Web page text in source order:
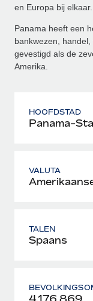
en Europa bij elkaar.
Panama heeft een
bankwezen,
gevestigd als de
Amerika.
HOOFDSTAD
Panama-
VALUTA
TALEN
Spaans
4.176.869